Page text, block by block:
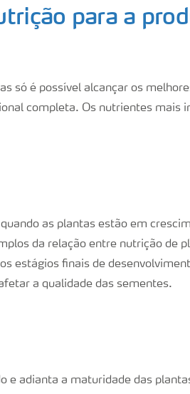
para a
só é possível alcançar os
completa. Os nutrientes mais
as plantas estão em
da relação entre nutrição de
estágios finais de
a qualidade das sementes.
e adianta a maturidade das